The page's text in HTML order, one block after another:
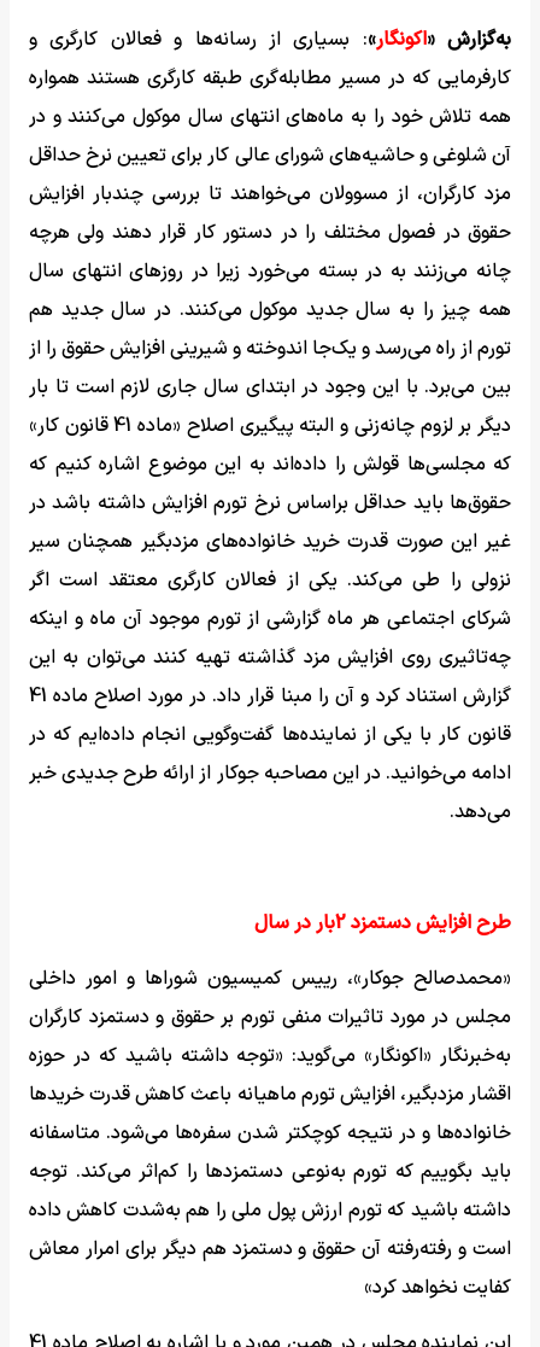
به‌گزارش «اکونگار»: بسیاری از رسانه‌ها و فعالان کارگری و
کارفرمایی که در مسیر مطابله‌گری طبقه کارگری هستند همواره
همه تلاش خود را به ماه‌های انتهای سال موکول می‌کنند و در
آن شلوغی و حاشیه‌های شورای عالی کار برای تعیین نرخ حداقل
مزد کارگران، از مسوولان می‌خواهند تا بررسی چندبار افزایش
حقوق در فصول مختلف را در دستور کار قرار دهند ولی هرچه
چانه می‌زنند به در بسته می‌خورد زیرا در روزهای انتهای سال
همه چیز را به سال جدید موکول می‌کنند. در سال جدید هم
تورم از راه می‌رسد و یک‌جا اندوخته و شیرینی افزایش حقوق را از
بین می‌برد. با این وجود در ابتدای سال جاری لازم است تا بار
دیگر بر لزوم چانه‌زنی و البته پیگیری اصلاح «ماده 41 قانون کار»
که مجلسی‌ها قولش را داده‌اند به این موضوع اشاره کنیم که
حقوق‌ها باید حداقل براساس نرخ تورم افزایش داشته باشد در
غیر این صورت قدرت خرید خانواده‌های مزدبگیر همچنان سیر
نزولی را طی می‌کند. یکی از فعالان کارگری معتقد است اگر
شرکای اجتماعی هر ماه گزارشی از تورم موجود آن ماه و اینکه
چه‌تاثیری روی افزایش مزد گذاشته تهیه کنند می‌توان به این
گزارش استناد کرد و آن را مبنا قرار داد. در مورد اصلاح ماده 41
قانون کار با یکی از نماینده‌ها گفت‌وگویی انجام داده‌ایم که در
ادامه می‌خوانید. در این مصاحبه جوکار از ارائه طرح جدیدی خبر
می‌دهد.
طرح افزایش دستمزد 2بار در سال
«محمدصالح جوکار»، رییس کمیسیون شوراها و امور داخلی
مجلس در مورد تاثیرات منفی تورم بر حقوق و دستمزد کارگران
به‌خبرنگار «اکونگار» می‌گوید: «توجه داشته باشید که در حوزه
اقشار مزدبگیر، افزایش تورم ماهیانه باعث کاهش قدرت خرید‌ها
خانواده‌ها و در نتیجه کوچکتر شدن سفره‌ها می‌شود. متاسفانه
باید بگوییم که تورم به‌نوعی دستمزدها را کم‌اثر می‌کند. توجه
داشته باشید که تورم ارزش پول ملی را هم به‌شدت کاهش داده
است و رفته‌رفته آن حقوق و دستمزد هم دیگر برای امرار معاش
کفایت نخواهد کرد»